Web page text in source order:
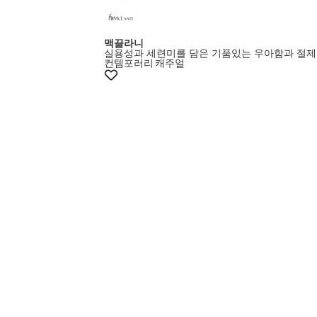
맥끌라니
실용성과 세련미를 담은 기품있는 우아함과 절
컨템포러리 캐주얼